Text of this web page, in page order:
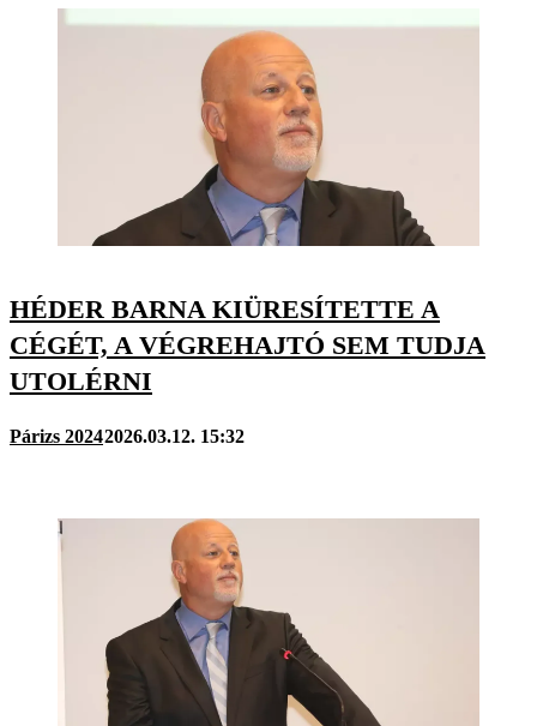
HÉDER BARNA KIÜRESÍTETTE A
CÉGÉT, A VÉGREHAJTÓ SEM TUDJA
UTOLÉRNI
Párizs 20242026.03.12. 15:32